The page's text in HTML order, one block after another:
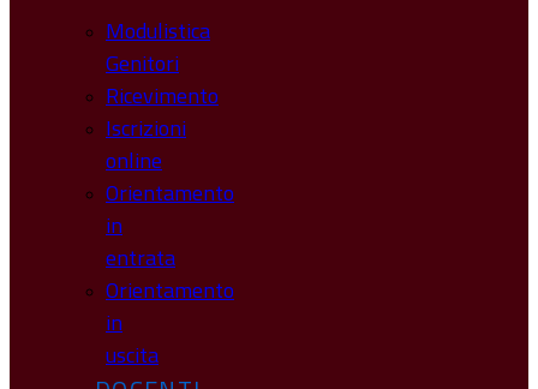
Modulistica
Genitori
Ricevimento
Iscrizioni
online
Orientamento
in
entrata
Orientamento
in
uscita